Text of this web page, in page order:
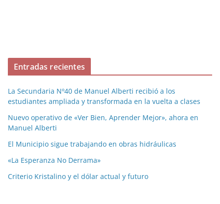
Entradas recientes
La Secundaria Nº40 de Manuel Alberti recibió a los
estudiantes ampliada y transformada en la vuelta a clases
Nuevo operativo de «Ver Bien, Aprender Mejor», ahora en
Manuel Alberti
El Municipio sigue trabajando en obras hidráulicas
«La Esperanza No Derrama»
Criterio Kristalino y el dólar actual y futuro